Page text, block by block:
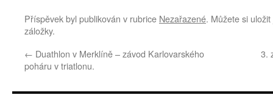
Příspěvek byl publikován v rubrice Nezařazené. Můžete si
záložky.
← Duathlon v Merklíně – závod Karlovarského
poháru v triatlonu.
3.